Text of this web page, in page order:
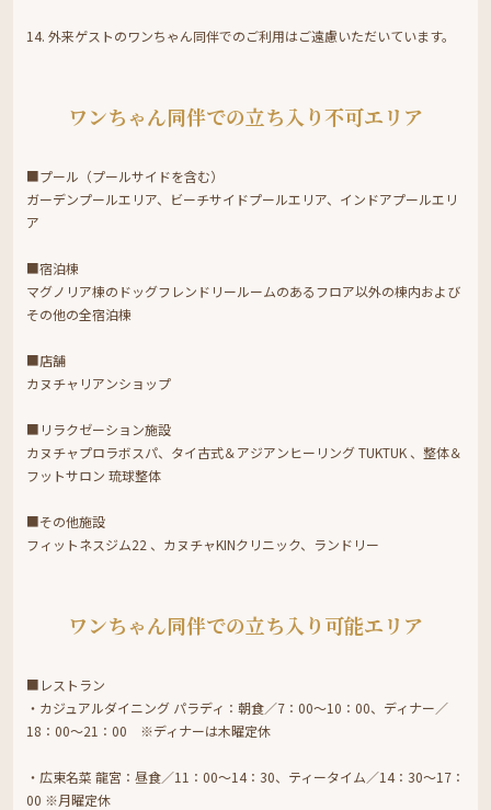
14. 外来ゲストのワンちゃん同伴でのご利用はご遠慮いただいています。
ワンちゃん同伴での立ち入り不可エリア
■プール（プールサイドを含む）
ガーデンプールエリア、ビーチサイドプールエリア、インドアプールエリ
ア
■宿泊棟
マグノリア棟のドッグフレンドリールームのあるフロア以外の棟内および
その他の全宿泊棟
■店舗
カヌチャリアンショップ
■リラクゼーション施設
カヌチャプロラボスパ、タイ古式＆アジアンヒーリング TUKTUK 、整体＆
フットサロン 琉球整体
■その他施設
フィットネスジム22 、カヌチャKINクリニック、ランドリー
ワンちゃん同伴での立ち入り可能エリア
■レストラン
・カジュアルダイニング パラディ：朝食／7：00～10：00、ディナー／
18：00～21：00 ※ディナーは木曜定休
・広東名菜 龍宮：昼食／11：00～14：30、ティータイム／14：30～17：
00 ※月曜定休